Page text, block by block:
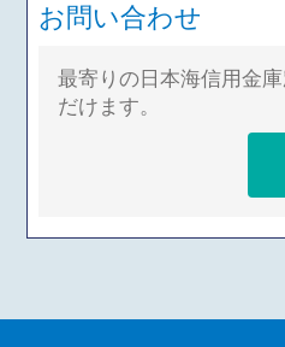
お問い合わせ
最寄りの日本海信用金
だけます。